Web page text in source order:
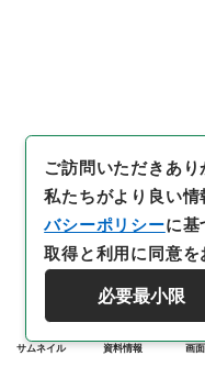
サムネイル 資料情報 画
ご訪問いただきあり
私たちがより良い情
バシーポリシーに
取得と利用に同意を
必要最小限